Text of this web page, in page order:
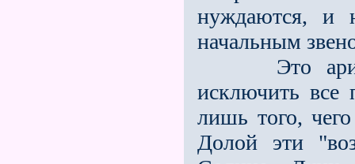
нуждаются, и
начальным
Это
исключить все
лишь того,
Долой эти